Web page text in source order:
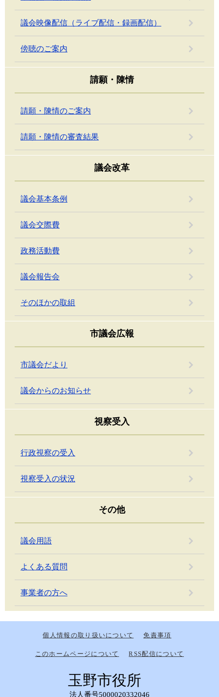
議会映像配信（ライブ配信・録画配信）
傍聴のご案内
請願・陳情
請願・陳情のご案内
請願・陳情の審査結果
議会改革
議会基本条例
議会交際費
政務活動費
議会報告会
そのほかの取組
市議会広報
市議会だより
議会からのお知らせ
視察受入
行政視察の受入
視察受入の状況
その他
議会用語
よくある質問
事業者の方へ
個人情報の取り扱いについて 免責事項
このホームページについて RSS配信について
玉野市役所
法人番号5000020332046